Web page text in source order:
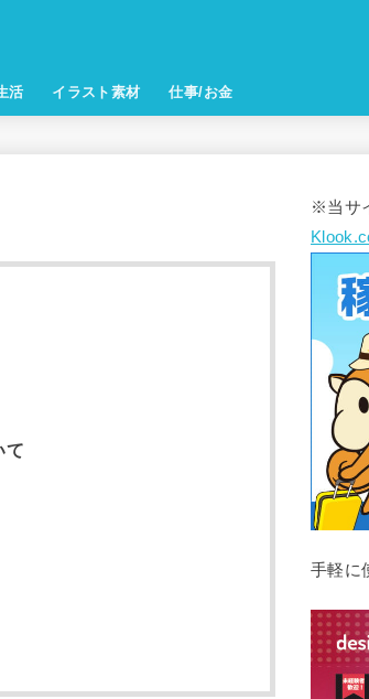
活 イラスト素材 仕事/お金
て
※当サ
手軽に